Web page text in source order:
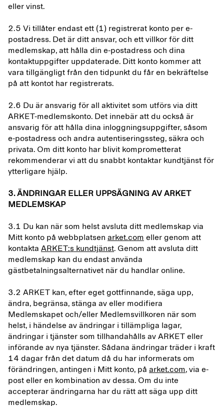
eller vinst.
2.5 Vi tillåter endast ett (1) registrerat konto per e-
postadress. Det är ditt ansvar, och ett villkor för ditt
medlemskap, att hålla din e-postadress och dina
kontaktuppgifter uppdaterade. Ditt konto kommer att
vara tillgängligt från den tidpunkt du får en bekräftelse
på att kontot har registrerats.
2.6 Du är ansvarig för all aktivitet som utförs via ditt
ARKET-medlemskonto. Det innebär att du också är
ansvarig för att hålla dina inloggningsuppgifter, såsom
e-postadress och andra autentiseringssteg, säkra och
privata. Om ditt konto har blivit komprometterat
rekommenderar vi att du snabbt kontaktar kundtjänst för
ytterligare hjälp.
3. ÄNDRINGAR ELLER UPPSÄGNING AV ARKET
MEDLEMSKAP
3.1 Du kan när som helst avsluta ditt medlemskap via
Mitt konto på webbplatsen arket.com eller genom att
kontakta ARKET:s kundtjänst. Genom att avsluta ditt
medlemskap kan du endast använda
gästbetalningsalternativet när du handlar online.
3.2 ARKET kan, efter eget gottfinnande, säga upp,
ändra, begränsa, stänga av eller modifiera
Medlemskapet och/eller Medlemsvillkoren när som
helst, i händelse av ändringar i tillämpliga lagar,
ändringar i tjänster som tillhandahålls av ARKET eller
införande av nya tjänster. Sådana ändringar träder i kraft
14 dagar från det datum då du har informerats om
förändringen, antingen i Mitt konto, på arket.com, via e-
post eller en kombination av dessa. Om du inte
accepterar ändringarna har du rätt att säga upp ditt
medlemskap.